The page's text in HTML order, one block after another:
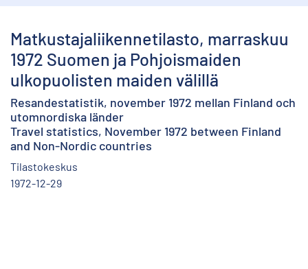
Matkustajaliikennetilasto, marraskuu
1972 Suomen ja Pohjoismaiden
ulkopuolisten maiden välillä
Resandestatistik, november 1972 mellan Finland och
utomnordiska länder
Travel statistics, November 1972 between Finland
and Non-Nordic countries
Tilastokeskus
1972-12-29